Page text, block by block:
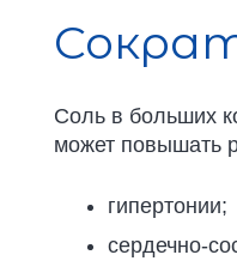
Соль в больших
может повышать
гипертонии;
сердечно-